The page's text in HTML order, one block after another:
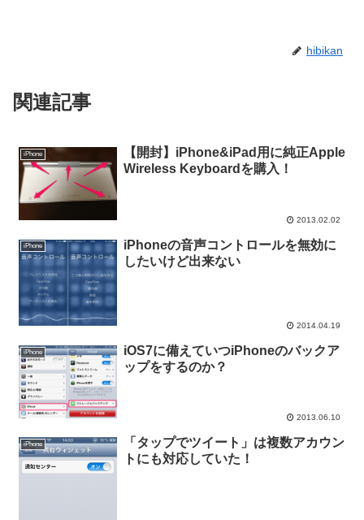
hibikan
関連記事
iPhone
【開封】iPhone&iPad用に純正Apple
Wireless Keyboardを購入！
2013.02.02
iPhone
iPhoneの音声コントロールを無効に
したいけど出来ない
2014.04.19
iPhone
iOS7に備えていつiPhoneのバックア
ップをするのか？
2013.06.10
iPhone
「タップでツイート」は複数アカウン
トにも対応していた！